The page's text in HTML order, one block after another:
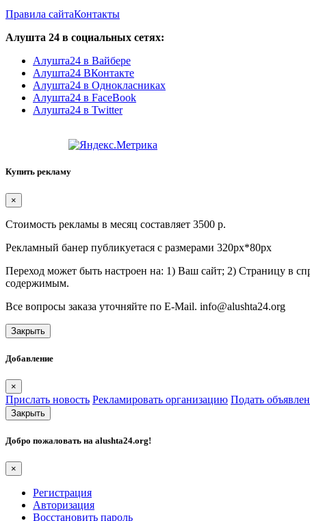
Правила сайтаКонтакты
Алушта 24 в социальных сетях:
Алушта24 в Вайбере
Алушта24 ВКонтакте
Алушта24 в Однокласниках
Алушта24 в FaceBook
Алушта24 в Twitter
Купить рекламу
×
Стоимость рекламы в месяц составляет 3500 р.
Рекламный банер публикуетася с размерами 320px*80px
Переход может быть настроен на: 1) Ваш сайт; 2) Страницу в
содержимым.
Все вопросы заказа уточняйте по E-Mail. info@alushta24.org
Закрыть
Добавление
×
Прислать новость Рекламировать организацию Подать
Закрыть
Добро пожаловать на alushta24.org!
×
Регистрация
Авторизация
Восстановить пароль